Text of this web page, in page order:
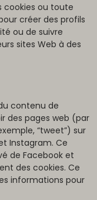
cookies ou toute
créer des profils
ou de suivre
sites Web à des
contenu de
des pages web (par
“tweet”) sur
Instagram. Ce
de Facebook et
des cookies. Ce
informations pour